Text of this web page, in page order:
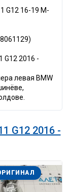
G12 16-19 M-
G12 2016 -
левая BMW
G12 2016 -